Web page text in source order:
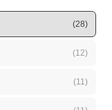
(28)
(12)
(11)